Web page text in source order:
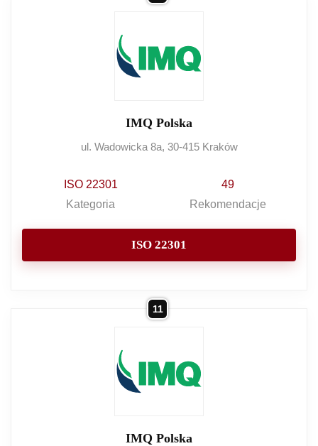
IMQ Polska
ul. Wadowicka 8a, 30-415 Kraków
ISO 22301
Kategoria
49
Rekomendacje
ISO 22301
11
IMQ Polska